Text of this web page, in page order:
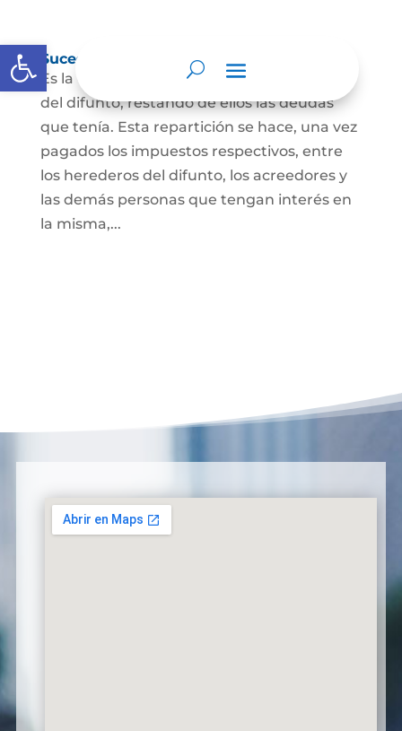
Abrir barra de herramientas
Sucesión de bienes por causa de muerte
Es la que se hace para repartir los bienes
del difunto, restando de ellos las deudas
que tenía. Esta repartición se hace, una vez
pagados los impuestos respectivos, entre
los herederos del difunto, los acreedores y
las demás personas que tengan interés en
la misma,...